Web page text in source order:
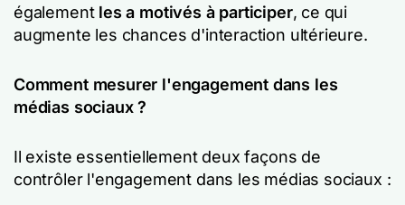
également les a motivés à participer, ce qui
augmente les chances d'interaction ultérieure.
Comment mesurer l'engagement dans les
médias sociaux ?
Il existe essentiellement deux façons de
contrôler l'engagement dans les médias sociaux :